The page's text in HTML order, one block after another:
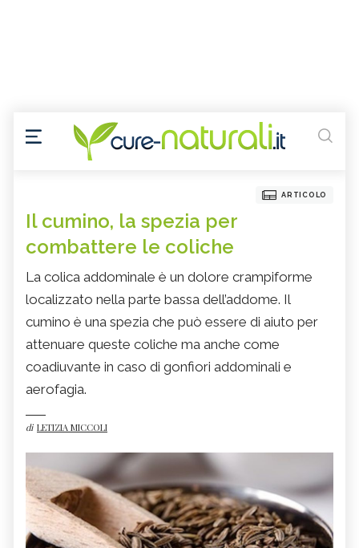
ARTICOLO
Il cumino, la spezia per
combattere le coliche
La colica addominale è un dolore crampiforme
localizzato nella parte bassa dell’addome. Il
cumino è una spezia che può essere di aiuto per
attenuare queste coliche ma anche come
coadiuvante in caso di gonfiori addominali e
aerofagia.
di LETIZIA MICCOLI